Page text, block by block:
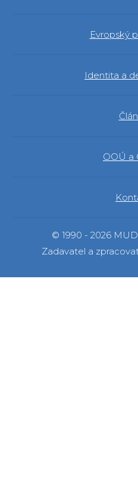
Evropský
Identita a
OOÚ a
© 1990 - 2026
Zadavatel a